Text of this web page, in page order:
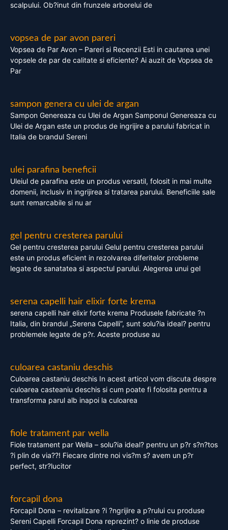
scalpului. Ob?inut din frunzele arborelui de
vopsea de par avon pareri
Vopsea de Par Avon – Pareri si Recenzii Esti in cautarea unei
vopsele de par de calitate si eficiente? Ai auzit de Vopsea de
Par
sampon genera cu ulei de argan
Sampon Genereaza cu Ulei de Argan Samponul Genereaza cu
Ulei de Argan este un produs de ingrijire a parului fabricat in
Italia de brandul Sereni
ulei parafina beneficii
Uleiul de parafina este un produs versatil, folosit in mai multe
domenii, inclusiv in ingrijirea si tratarea parului. Beneficiile sale
sunt remarcabile si nu ar
gel pentru cresterea parului
Gel pentru cresterea parului Gelul pentru cresterea parului
este un produs eficient in rezolvarea diferitelor probleme
legate de sanatatea si aspectul parului. Alegerea unui gel
serena capelli hair elixir forte krema
serena capelli hair elixir forte krema Produsele fabricate ?n
Italia, din brandul „Serena Capelli”, sunt solu?ia ideal? pentru
problemele legate de p?r. Aceste produse au
culoarea castaniu deschis
Culoarea castaniu deschis In acest articol vom discuta despre
culoarea casteaniu deschis si cum poate fi folosita pentru a
transforma parul alb inapoi la culoarea
fiole tratament par wella
Fiole tratament par Wella – solu?ia ideal? pentru un p?r s?n?tos
?i plin de via??! Fiecare dintre noi vis?m s? avem un p?r
perfect, str?lucitor
forcapil dona
Forcapil Dona – revitalizare ?i ?ngrijire a p?rului cu produse
Sereni Capelli Forcapil Dona reprezint? o linie de produse